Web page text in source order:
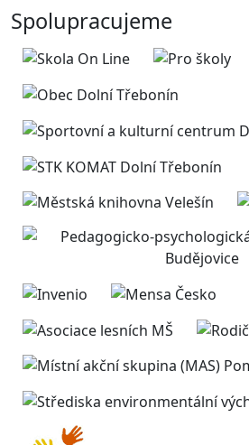
Spolupracujeme